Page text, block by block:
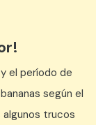
el período de
según el
trucos